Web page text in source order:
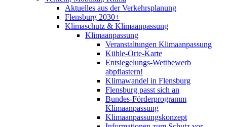
Aktuelles aus der Verkehrsplanung
Flensburg 2030+
Klimaschutz & Klimaanpassung
Klimaanpassung
Veranstaltungen Klimaanpassung
Kühle-Orte-Karte
Entsiegelungs-Wettbewerb
abpflastern!
Klimawandel in Flensburg
Flensburg passt sich an
Bundes-Förderprogramm
Klimaanpassung
Klimaanpassungskonzept